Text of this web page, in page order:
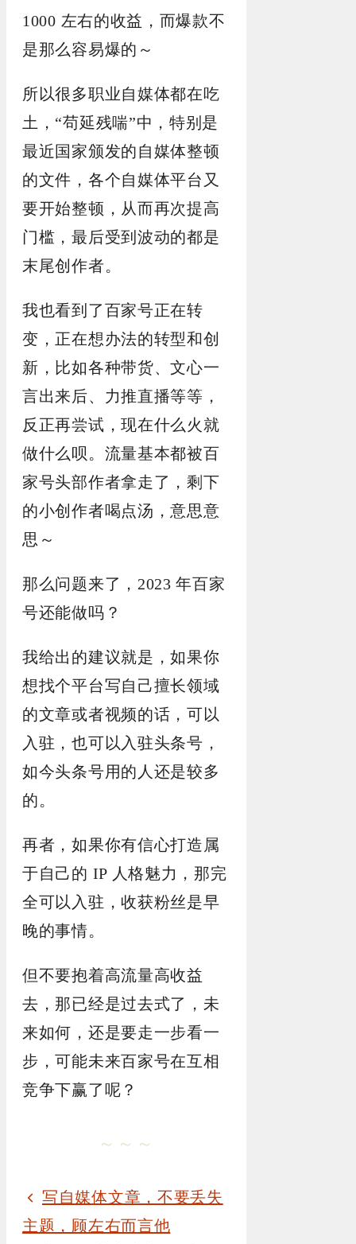
1000 左右的收益，而爆款不
是那么容易爆的～
所以很多职业自媒体都在吃
土，“苟延残喘”中，特别是
最近国家颁发的自媒体整顿
的文件，各个自媒体平台又
要开始整顿，从而再次提高
门槛，最后受到波动的都是
末尾创作者。
我也看到了百家号正在转
变，正在想办法的转型和创
新，比如各种带货、文心一
言出来后、力推直播等等，
反正再尝试，现在什么火就
做什么呗。流量基本都被百
家号头部作者拿走了，剩下
的小创作者喝点汤，意思意
思～
那么问题来了，2023 年百家
号还能做吗？
我给出的建议就是，如果你
想找个平台写自己擅长领域
的文章或者视频的话，可以
入驻，也可以入驻头条号，
如今头条号用的人还是较多
的。
再者，如果你有信心打造属
于自己的 IP 人格魅力，那完
全可以入驻，收获粉丝是早
晚的事情。
但不要抱着高流量高收益
去，那已经是过去式了，未
来如何，还是要走一步看一
步，可能未来百家号在互相
竞争下赢了呢？
～～～
写自媒体文章，不要丢失
主题，顾左右而言他